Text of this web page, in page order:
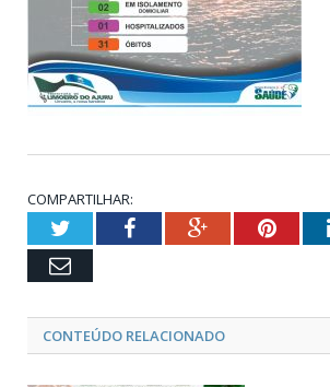
COMPARTILHAR:
TwitterFacebookGoogle+
Email
CONTEÚDO RELACIONADO